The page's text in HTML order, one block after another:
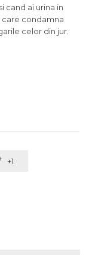
cand ai urina in
care condamna
celor din jur.
+1